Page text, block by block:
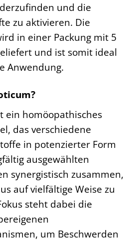
und die
zu aktivieren. Die
in einer Packung mit 5
und ist somit ideal
Anwendung.
ein homöopathisches
das verschiedene
in potenzierter Form
ausgewählten
synergistisch zusammen,
auf vielfältige Weise zu
steht dabei die
um Beschwerden